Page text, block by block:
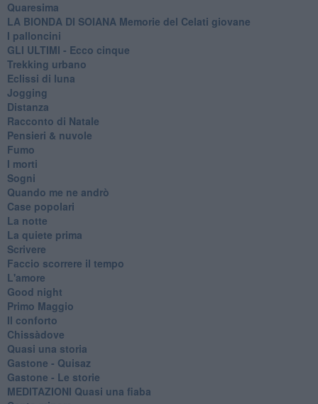
Quaresima
LA BIONDA DI SOIANA Memorie del Celati giovane
I palloncini
GLI ULTIMI - Ecco cinque
Trekking urbano
Eclissi di luna
Jogging
Distanza
Racconto di Natale
Pensieri & nuvole
Fumo
I morti
Sogni
Quando me ne andrò
Case popolari
La notte
La quiete prima
Scrivere
Faccio scorrere il tempo
L'amore
Good night
Primo Maggio
Il conforto
Chissàdove
Quasi una storia
Gastone - Quisaz
Gastone - Le storie
MEDITAZIONI Quasi una fiaba